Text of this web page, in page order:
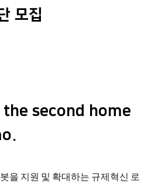
모집
second home
을 지원 및 확대하는 규제혁신 로